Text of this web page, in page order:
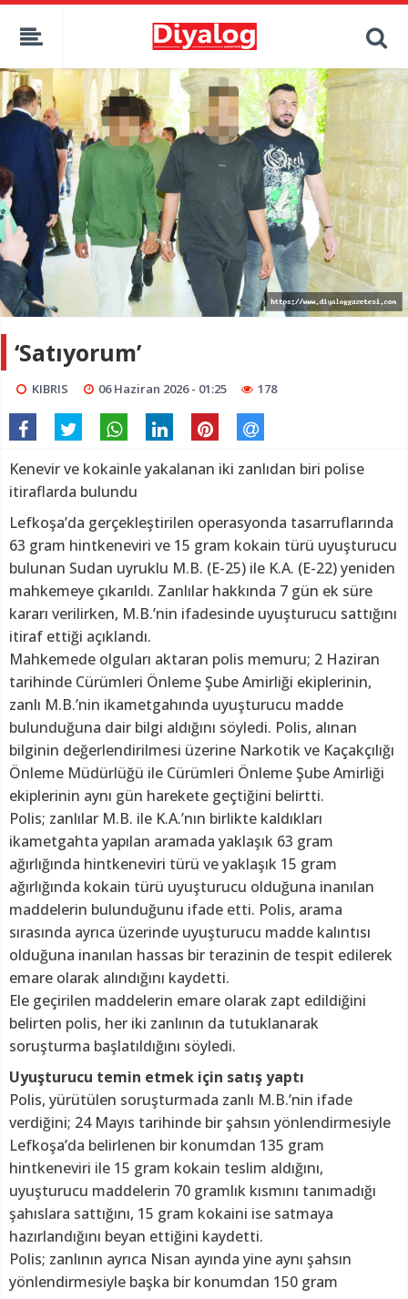
‘Satıyorum’
KIBRIS 06 Haziran 2026 - 01:25 178
Kenevir ve kokainle yakalanan iki zanlıdan biri polise
itiraflarda bulundu
Lefkoşa’da gerçekleştirilen operasyonda tasarruflarında
63 gram hintkeneviri ve 15 gram kokain türü uyuşturucu
bulunan Sudan uyruklu M.B. (E-25) ile K.A. (E-22) yeniden
mahkemeye çıkarıldı. Zanlılar hakkında 7 gün ek süre
kararı verilirken, M.B.’nin ifadesinde uyuşturucu sattığını
itiraf ettiği açıklandı.
Mahkemede olguları aktaran polis memuru; 2 Haziran
tarihinde Cürümleri Önleme Şube Amirliği ekiplerinin,
zanlı M.B.’nin ikametgahında uyuşturucu madde
bulunduğuna dair bilgi aldığını söyledi. Polis, alınan
bilginin değerlendirilmesi üzerine Narkotik ve Kaçakçılığı
Önleme Müdürlüğü ile Cürümleri Önleme Şube Amirliği
ekiplerinin aynı gün harekete geçtiğini belirtti.
Polis; zanlılar M.B. ile K.A.’nın birlikte kaldıkları
ikametgahta yapılan aramada yaklaşık 63 gram
ağırlığında hintkeneviri türü ve yaklaşık 15 gram
ağırlığında kokain türü uyuşturucu olduğuna inanılan
maddelerin bulunduğunu ifade etti. Polis, arama
sırasında ayrıca üzerinde uyuşturucu madde kalıntısı
olduğuna inanılan hassas bir terazinin de tespit edilerek
emare olarak alındığını kaydetti.
Ele geçirilen maddelerin emare olarak zapt edildiğini
belirten polis, her iki zanlının da tutuklanarak
soruşturma başlatıldığını söyledi.
Uyuşturucu temin etmek için satış yaptı
Polis, yürütülen soruşturmada zanlı M.B.’nin ifade
verdiğini; 24 Mayıs tarihinde bir şahsın yönlendirmesiyle
Lefkoşa’da belirlenen bir konumdan 135 gram
hintkeneviri ile 15 gram kokain teslim aldığını,
uyuşturucu maddelerin 70 gramlık kısmını tanımadığı
şahıslara sattığını, 15 gram kokaini ise satmaya
hazırlandığını beyan ettiğini kaydetti.
Polis; zanlının ayrıca Nisan ayında yine aynı şahsın
yönlendirmesiyle başka bir konumdan 150 gram